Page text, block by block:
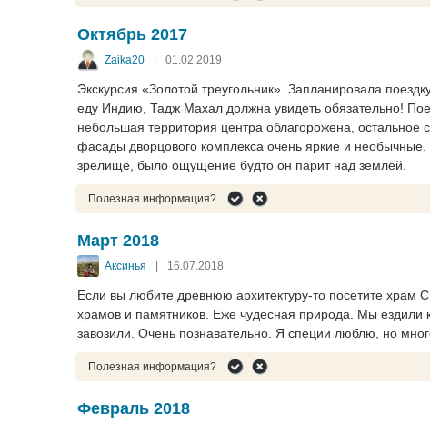
Октябрь 2017
Zaika20 | 01.02.2019
Экскурсия «Золотой треугольник». Запланировала
еду Индию, Тадж Махал должна увидеть обязательно!
небольшая территория центра облагорожена,
фасады дворцового комплекса очень яркие и
зрелище, было ощущение будто он парит над землёй.
Полезная информация?
Март 2018
Аксинья | 16.07.2018
Если вы любите древнюю архитектуру-то посетите
храмов и памятников. Еже чудесная природа. Мы ездили
завозили. Очень познавательно. Я специи люблю, но
Полезная информация?
Февраль 2018